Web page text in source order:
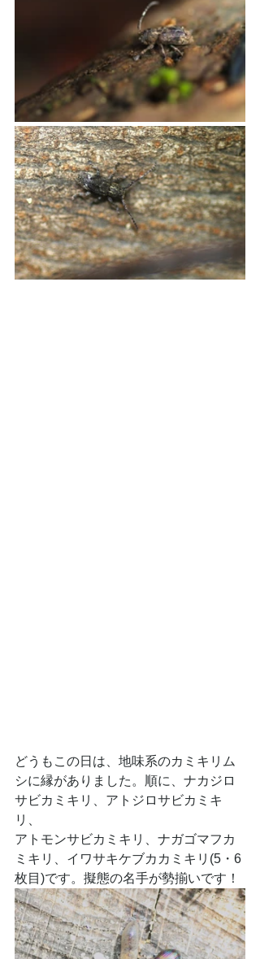
どうもこの日は、地味系のカミキリム
シに縁がありました。順に、ナカジロ
サビカミキリ、アトジロサビカミキ
リ、
アトモンサビカミキリ、ナガゴマフカ
ミキリ、イワサキケブカカミキリ(5・6
枚目)です。擬態の名手が勢揃いです！